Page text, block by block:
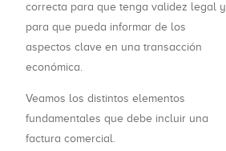
correcta para que tenga validez legal y
para que pueda informar de los
aspectos clave en una transacción
económica.
Veamos los distintos elementos
fundamentales que debe incluir una
factura comercial.